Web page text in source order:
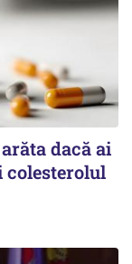
dacă ai
colesterolul